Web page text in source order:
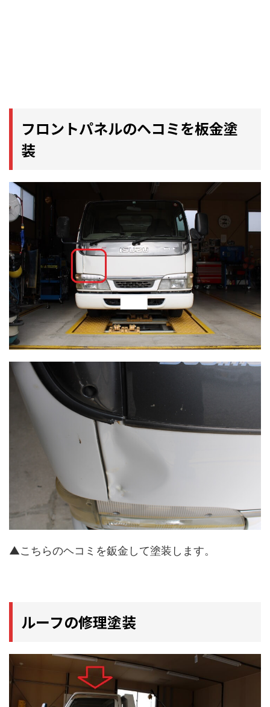
フロントパネルのヘコミを板金塗
装
▲こちらのヘコミを鈑金して塗装します。
ルーフの修理塗装